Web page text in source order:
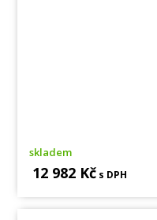
skladem
12 982 Kč s DPH